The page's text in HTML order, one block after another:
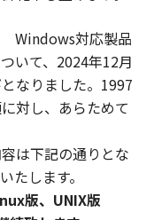
Windows対応製品
いて、2024年12月
なりました。1997
対し、あらためて
は下記の通りとな
たします。
版、UNIX版